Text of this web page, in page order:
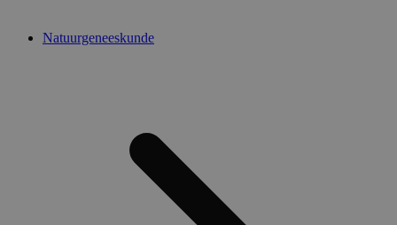
Natuurgeneeskunde